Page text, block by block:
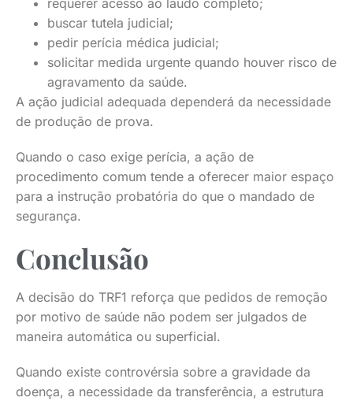
requerer acesso ao laudo completo;
buscar tutela judicial;
pedir perícia médica judicial;
solicitar medida urgente quando houver risco de
agravamento da saúde.
A ação judicial adequada dependerá da necessidade
de produção de prova.
Quando o caso exige perícia, a ação de
procedimento comum tende a oferecer maior espaço
para a instrução probatória do que o mandado de
segurança.
Conclusão
A decisão do TRF1 reforça que pedidos de remoção
por motivo de saúde não podem ser julgados de
maneira automática ou superficial.
Quando existe controvérsia sobre a gravidade da
doença, a necessidade da transferência, a estrutura